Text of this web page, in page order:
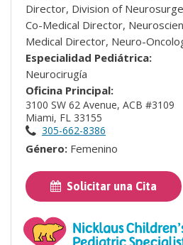
Director, Division of
Co-Medical Director,
Medical Director, Neuro-
Especialidad Pediátrica:
Neurocirugía
Oficina Principal:
3100 SW 62 Avenue, ACB #3109
Miami, FL 33155
305-662-8386
Género: Femenino
Solicitar una Cita